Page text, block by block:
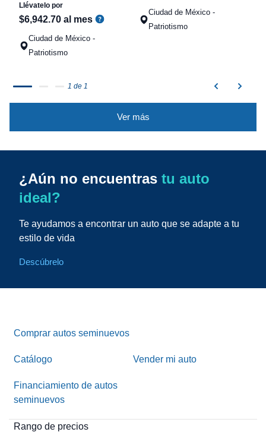
Llévatelo por
$6,942.70 al mes
Ciudad de México -
Patriotismo
Ciudad de México -
Patriotismo
1 de 1
Ver más
¿Aún no encuentras tu auto
ideal?
Te ayudamos a encontrar un auto que se adapte a tu
estilo de vida
Descúbrelo
Comprar autos seminuevos
Catálogo Vender mi auto
Financiamiento de autos
seminuevos
Rango de precios